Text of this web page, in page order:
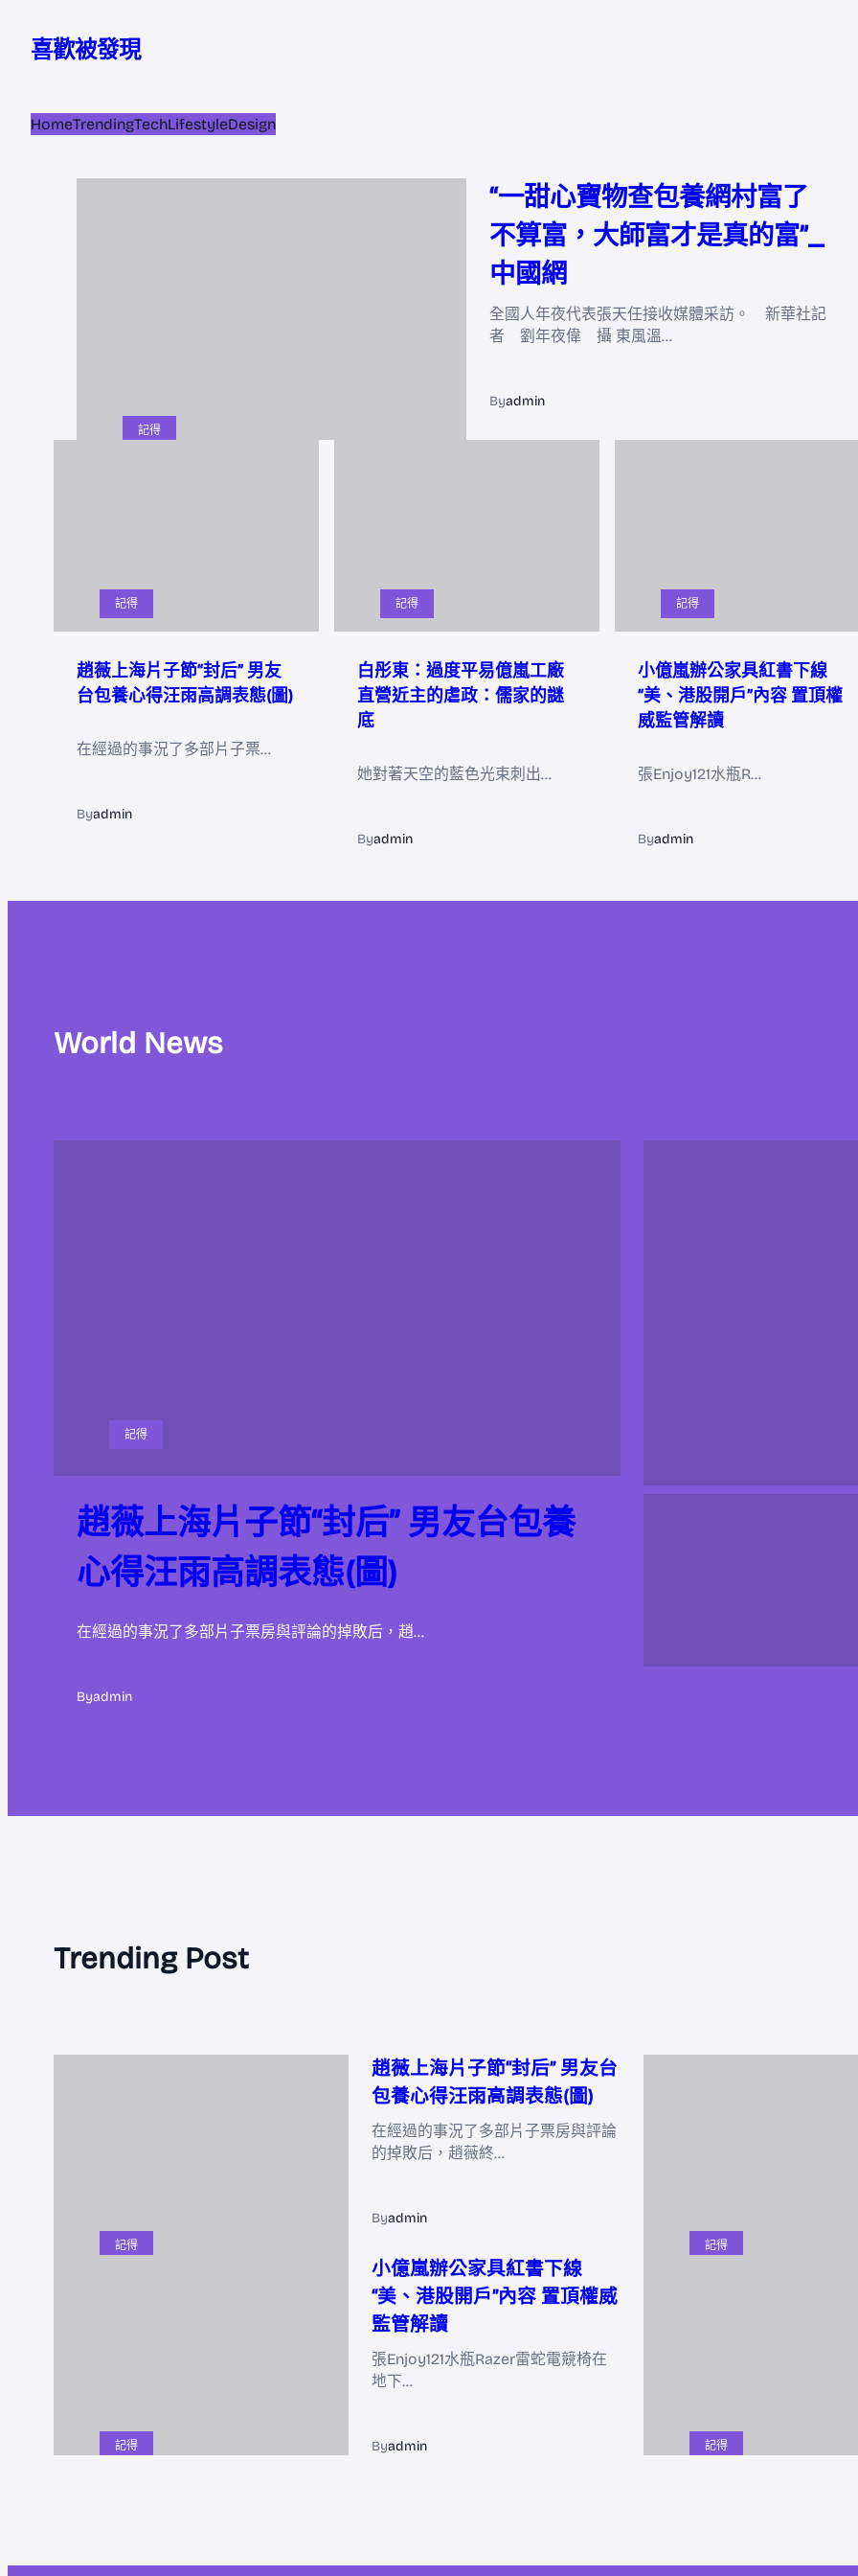
喜歡被發現
HomeTrendingTechLifestyleDesign
記得
“一甜心寶物查包養網村富了
不算富，大師富才是真的富”_
中國網
全國人年夜代表張天任接收媒體采訪。 新華社記
者 劉年夜偉 攝 東風溫…
Byadmin
記得
趙薇上海片子節“封后” 男友
台包養心得汪雨高調表態(圖)
在經過的事況了多部片子票…
Byadmin
記得
白彤東：過度平易億嵐工廠
直營近主的虐政：儒家的謎
底
她對著天空的藍色光束刺出…
Byadmin
記得
小億嵐辦公家具紅書下線
“美、港股開戶”內容 置頂權
威監管解讀
張Enjoy121水瓶R…
Byadmin
World News
記得
趙薇上海片子節“封后” 男友台包養
心得汪雨高調表態(圖)
在經過的事況了多部片子票房與評論的掉敗后，趙…
Byadmin
Trending Post
記得
趙薇上海片子節“封后” 男友台
包養心得汪雨高調表態(圖)
在經過的事況了多部片子票房與評論
的掉敗后，趙薇終…
Byadmin
記得
記得
小億嵐辦公家具紅書下線
“美、港股開戶”內容 置頂權威
監管解讀
張Enjoy121水瓶Razer雷蛇電競椅在
地下…
Byadmin 記得